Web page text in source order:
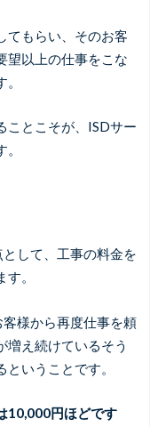
てもらい、そのお客
望以上の仕事をこな
ことこそが、ISDサー
して、工事の料金を
。
様から再度仕事を頼
増え続けているそう
いうことです。
10,000円ほどです